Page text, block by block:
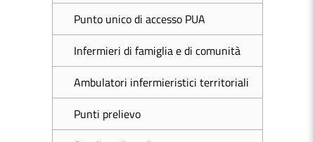
Punto unico di accesso PUA
Infermieri di famiglia e di comunità
Ambulatori infermieristici territoriali
Punti prelievo